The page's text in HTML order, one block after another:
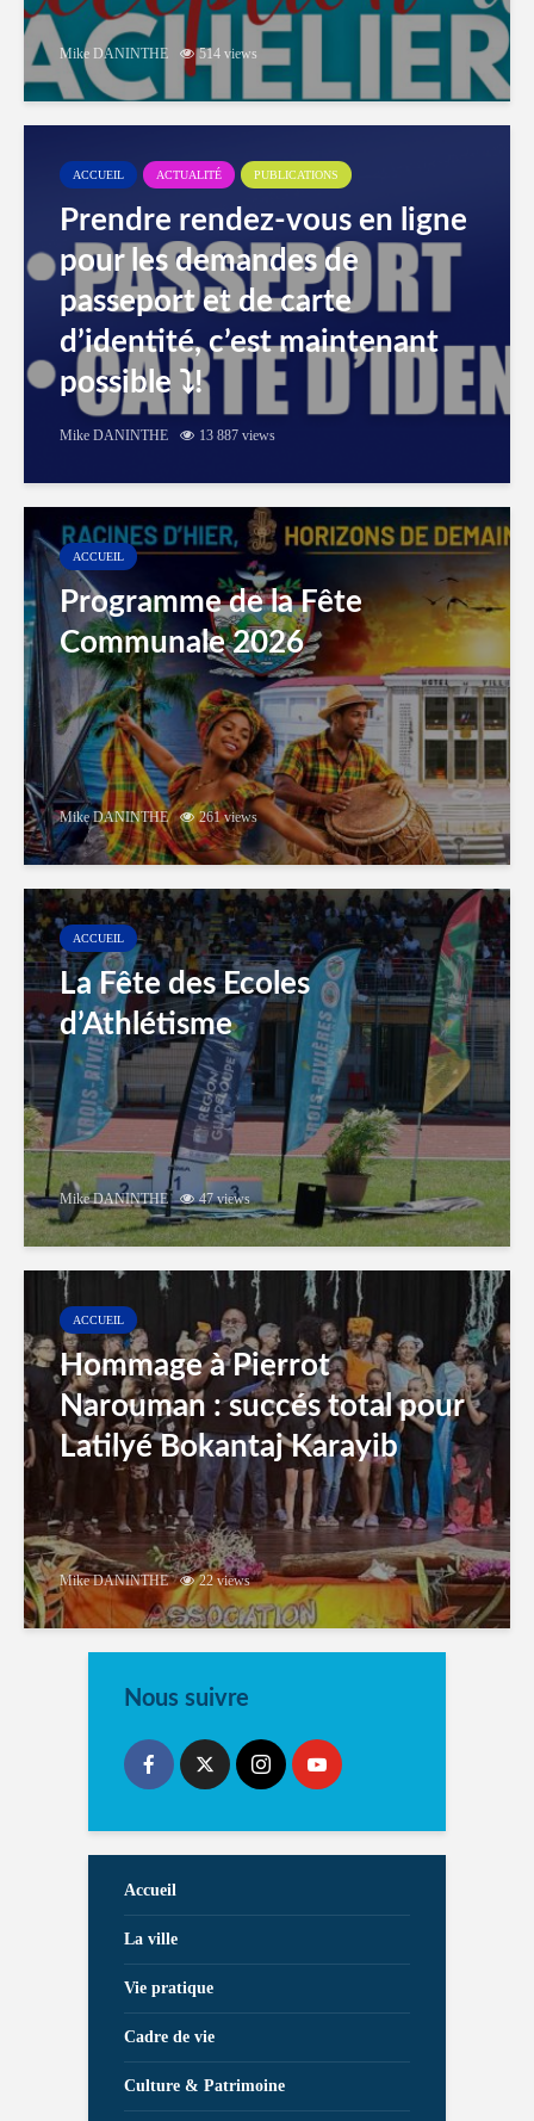
Mike DANINTHE 514 views
ACCUEIL ACTUALITÉ PUBLICATIONS
Prendre rendez-vous en ligne
pour les demandes de
passeport et de carte
d’identité, c’est maintenant
possible ⤵️!
Mike DANINTHE 13 887 views
ACCUEIL
Programme de la Fête
Communale 2026
Mike DANINTHE 261 views
ACCUEIL
La Fête des Ecoles
d’Athlétisme
Mike DANINTHE 47 views
ACCUEIL
Hommage à Pierrot
Narouman : succés total pour
Latilyé Bokantaj Karayib
Mike DANINTHE 22 views
Nous suivre
Accueil
La ville
Vie pratique
Cadre de vie
Culture & Patrimoine